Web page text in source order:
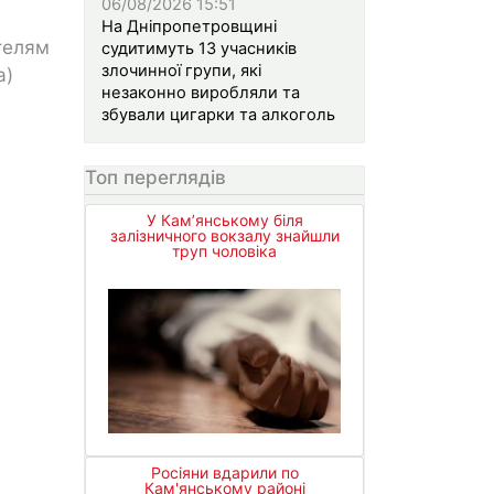
На Дніпропетровщині
судитимуть 13 учасників
злочинної групи, які
незаконно виробляли та
збували цигарки та алкоголь
Топ переглядів
У Кам’янському біля
залізничного вокзалу знайшли
труп чоловіка
Росіяни вдарили по
Кам'янському районі